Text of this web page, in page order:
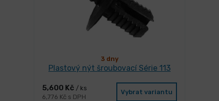
3 dny
Plastový nýt šroubovací Série 113
5,600 Kč / ks
6,776 Kč s DPH
Vybrat variantu